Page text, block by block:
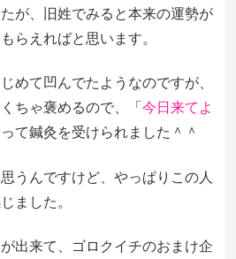
が、旧姓でみると本来の運勢が
らえればと思います。
めて凹んでたようなのですが、
ちゃ褒めるので、「今日来てよ
て鍼灸を受けられました＾＾
うんですけど、やっぱりこの人
ました。
出来て、ゴロクイチのおまけ企